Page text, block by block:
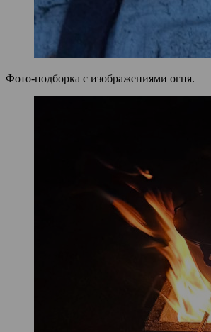
Фото-подборка с изображениями огня.